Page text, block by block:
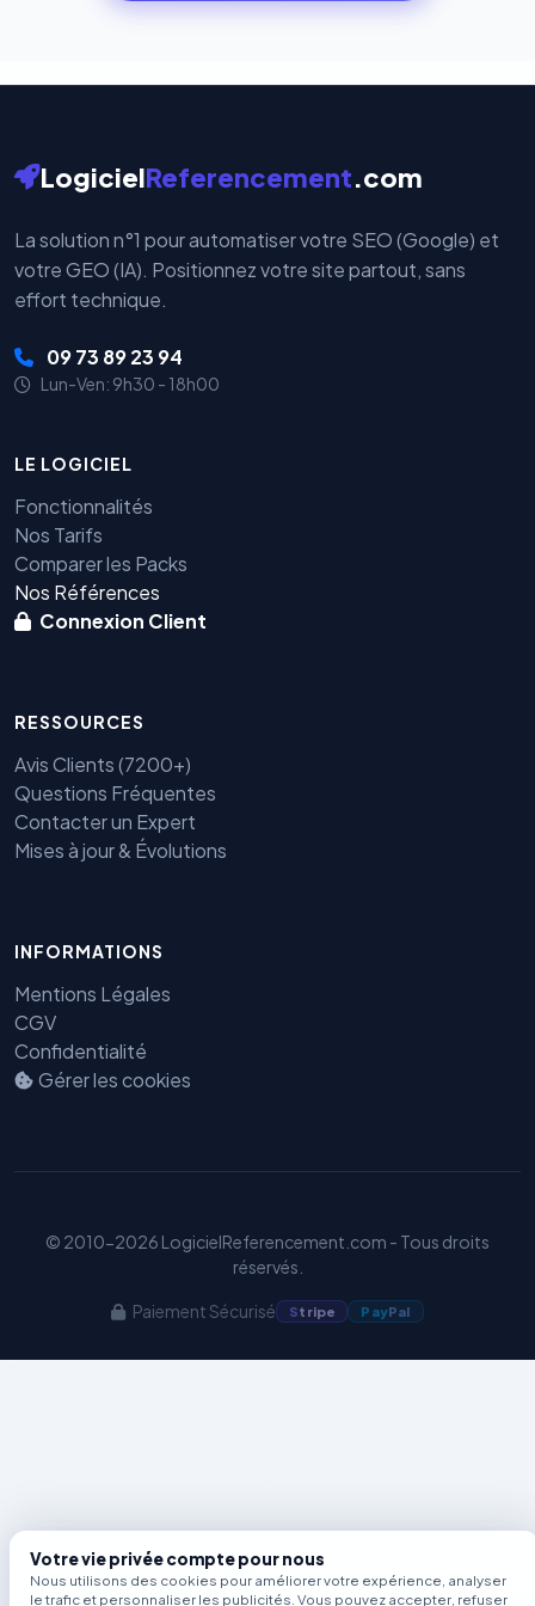
LogicielReferencement.com
La solution n°1 pour automatiser votre SEO (Google) et
votre GEO (IA). Positionnez votre site partout, sans
effort technique.
09 73 89 23 94
Lun-Ven: 9h30 - 18h00
LE LOGICIEL
Fonctionnalités
Nos Tarifs
Comparer les Packs
Nos Références
Connexion Client
RESSOURCES
Avis Clients (7200+)
Questions Fréquentes
Contacter un Expert
Mises à jour & Évolutions
INFORMATIONS
Mentions Légales
CGV
Confidentialité
Gérer les cookies
© 2010-2026 LogicielReferencement.com - Tous droits
réservés.
Paiement Sécurisé Stripe PayPal
Votre vie privée compte pour nous
Nous utilisons des cookies pour améliorer votre expérience, analyser
le trafic et personnaliser les publicités. Vous pouvez accepter, refuser